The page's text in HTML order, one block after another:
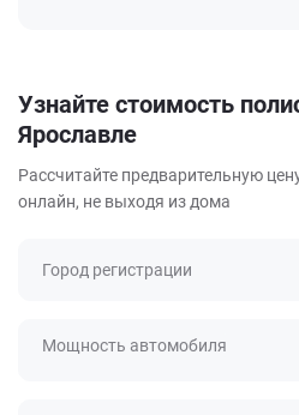
Узнайте стоимость
Ярославле
Рассчитайте предварительную
онлайн, не выходя из дома
Город регистрации
Мощность автомобиля